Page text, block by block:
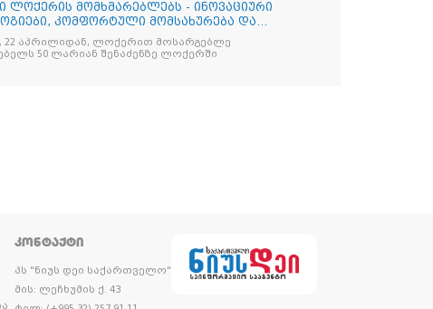
ლოქერის მომხმარებლებს - ინოვაციური
კომფორტული მომსახურება და
სარგებ
22 აპრილიდან, ლოქერით მოსარგებლე
50 ლარიან შენაძენზე ლოქერში
ᲙᲝᲜᲢᲐᲥᲢᲘ
პს "ნიუს დეი საქართველო"
მის: ლეჩხუმის ქ. 43